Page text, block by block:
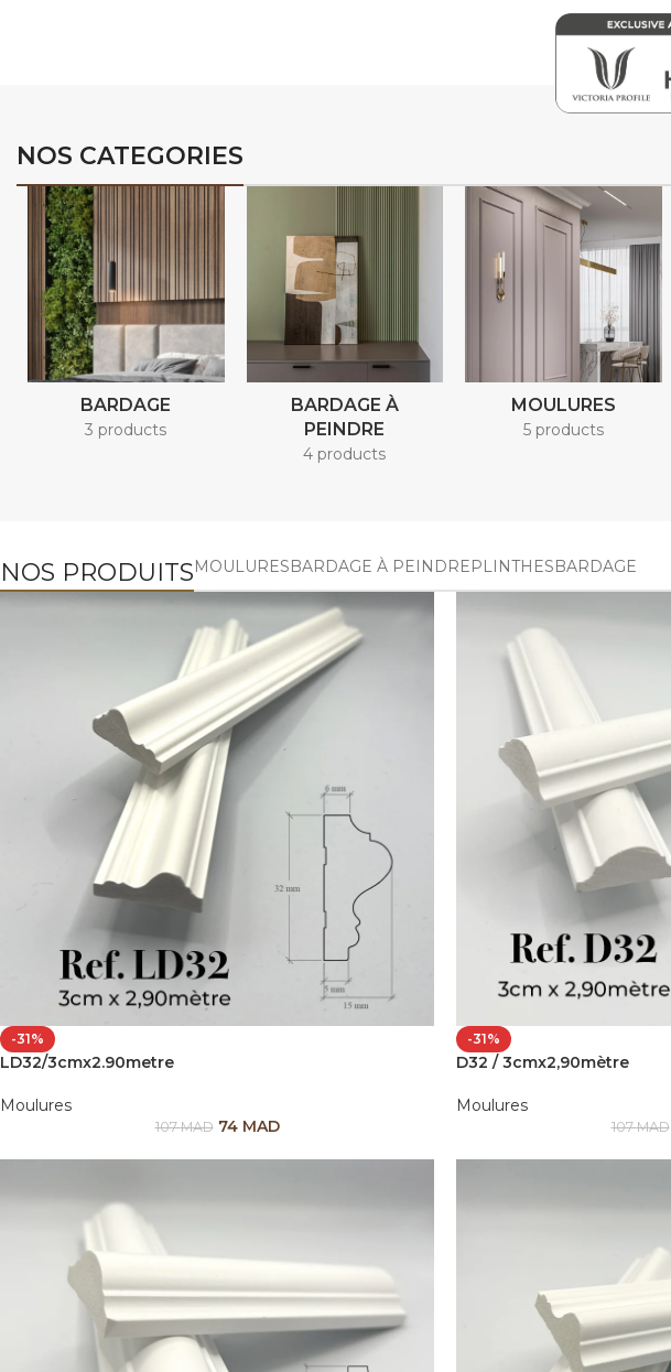
NOS CATEGORIES
BARDAGE
3 products
BARDAGE À
PEINDRE
4 products
MOULURES
5 products
NOS PRODUITS MOULURES BARDAGE À PEINDRE PLINTHES BARDAGE
-31%
LD32/3cmx2.90metre
Moulures
107MAD 74 MAD
-31%
D32 / 3cmx2,90mètre
Moulures
107MAD